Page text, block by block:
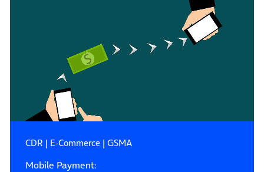
CDR | E-Commerce| GSMA
Mobile Payment: